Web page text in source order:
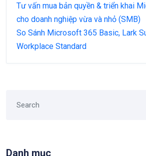
Tư vấn mua bản quyền & triển khai
cho doanh nghiệp vừa và nhỏ (SMB)
So Sánh Microsoft 365 Basic, Lark
Workplace Standard
Danh mục